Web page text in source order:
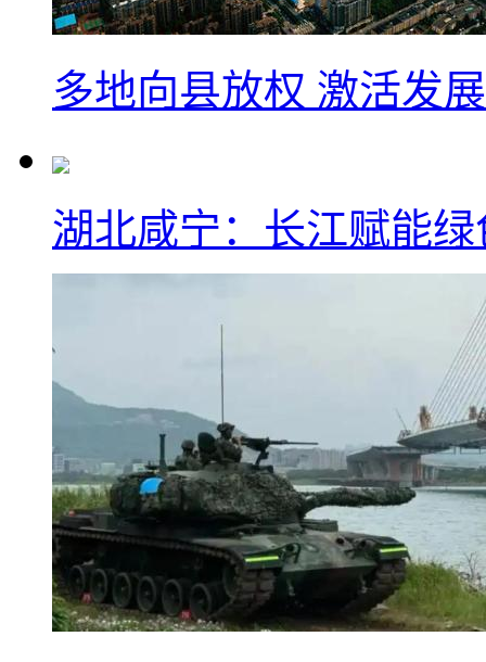
多地向县放权 激活发
湖北咸宁：长江赋能